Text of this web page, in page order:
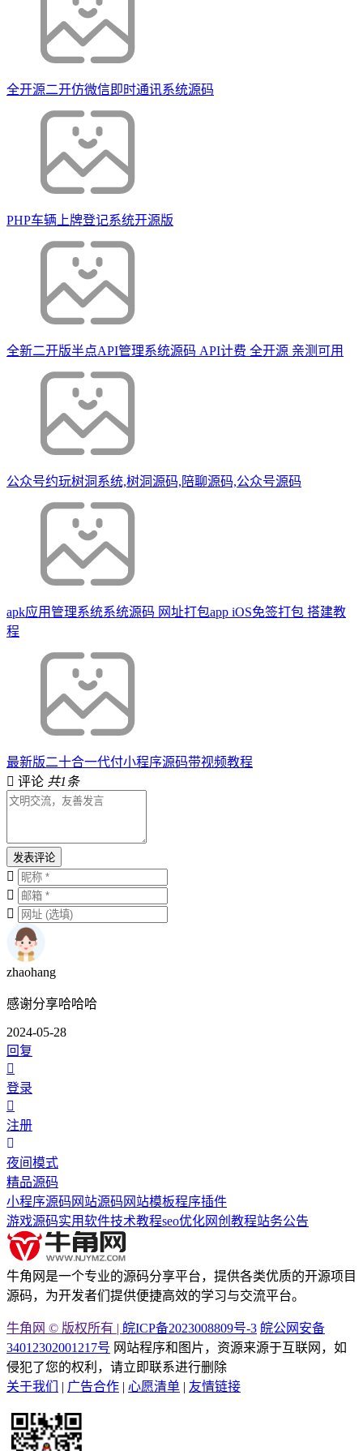
全开源二开仿微信即时通讯系统源码
PHP车辆上牌登记系统开源版
全新二开版半点API管理系统源码 API计费 全开源 亲测可用
公众号约玩树洞系统,树洞源码,陪聊源码,公众号源码
apk应用管理系统系统源码 网址打包app iOS免签打包 搭建教
程
最新版二十合一代付小程序源码带视频教程
评论 共1条
发表评论
zhaohang
感谢分享哈哈哈
2024-05-28
回复
登录
注册
夜间模式
精品源码
小程序源码 网站源码 网站模板程序插件
游戏源码实用软件技术教程seo优化网创教程站务公告
牛角网是一个专业的源码分享平台，提供各类优质的开源项目
源码，为开发者们提供便捷高效的学习与交流平台。
牛角网 © 版权所有 | 皖ICP备2023008809号-3 皖公网安备
34012302001217号 网站程序和图片，资源来源于互联网，如
侵犯了您的权利，请立即联系进行删除
关于我们
| 广告合作 | 心愿清单 | 友情链接